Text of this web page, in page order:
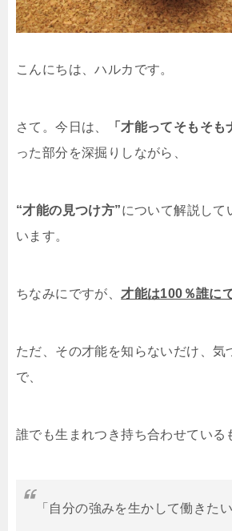
こんにちは、ハルカです。
さて。今日は、 「才能ってそもそも
った部分を深掘りしながら、
“才能の見つけ方”について解説して
います。
ちなみにですが、 才能は100％誰に
ただ、その才能を知らないだけ、気
で、
誰でも生まれつき持ち合わせている
「自分の強みを生かして働きたい